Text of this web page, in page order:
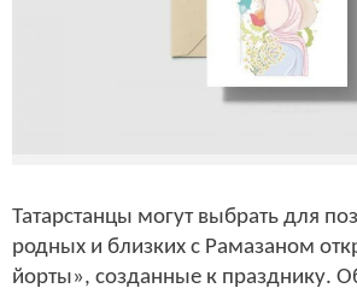
Татарстанцы могут выбрать для
родных и близких с Рамазаном
йорты», созданные к празднику.